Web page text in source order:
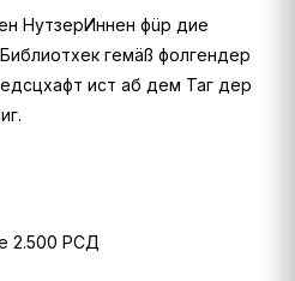
НутзерИннен фüр дие
гемäß фолгендер
ист аб дем Таг дер
2.500 РСД